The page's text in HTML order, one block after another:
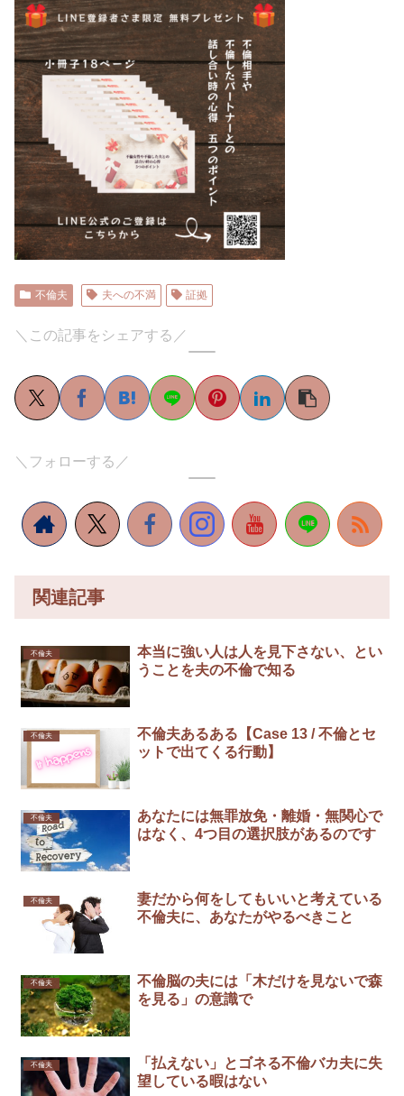
不倫夫 夫への不満 証拠
＼この記事をシェアする／
＼フォローする／
関連記事
不倫夫
本当に強い人は人を見下さない、とい
うことを夫の不倫で知る￼
不倫夫
不倫夫あるある【Case 13 / 不倫とセ
ットで出てくる行動】
不倫夫
あなたには無罪放免・離婚・無関心で
はなく、4つ目の選択肢があるのです
不倫夫
妻だから何をしてもいいと考えている
不倫夫に、あなたがやるべきこと
不倫夫
不倫脳の夫には「木だけを見ないで森
を見る」の意識で
不倫夫
「払えない」とゴネる不倫バカ夫に失
望している暇はない